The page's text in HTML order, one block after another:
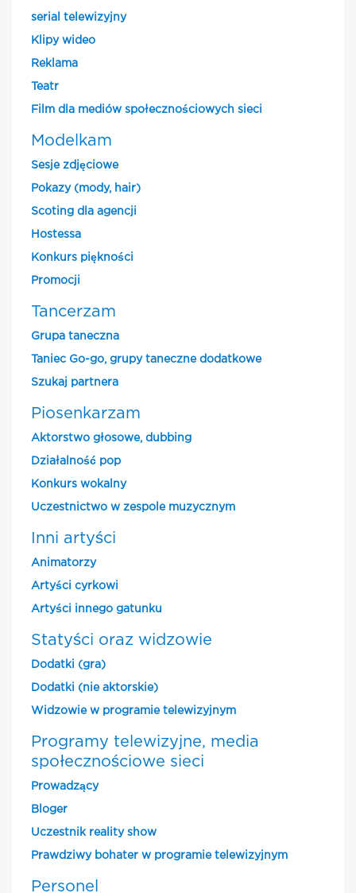
serial telewizyjny
Klipy wideo
Reklama
Teatr
Film dla mediów społecznościowych sieci
Modelkam
Sesje zdjęciowe
Pokazy (mody, hair)
Scoting dla agencji
Hostessa
Konkurs piękności
Promocji
Tancerzam
Grupa taneczna
Taniec Go-go, grupy taneczne dodatkowe
Szukaj partnera
Piosenkarzam
Aktorstwo głosowe, dubbing
Działalność pop
Konkurs wokalny
Uczestnictwo w zespole muzycznym
Inni artyści
Animatorzy
Artyści cyrkowi
Artyści innego gatunku
Statyści oraz widzowie
Dodatki (gra)
Dodatki (nie aktorskie)
Widzowie w programie telewizyjnym
Programy telewizyjne, media
społecznościowe sieci
Prowadzący
Bloger
Uczestnik reality show
Prawdziwy bohater w programie telewizyjnym
Personel